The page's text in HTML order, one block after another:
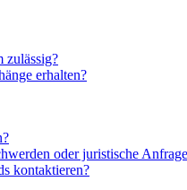
zulässig?
erhalten?
oder juristische
kontaktieren?